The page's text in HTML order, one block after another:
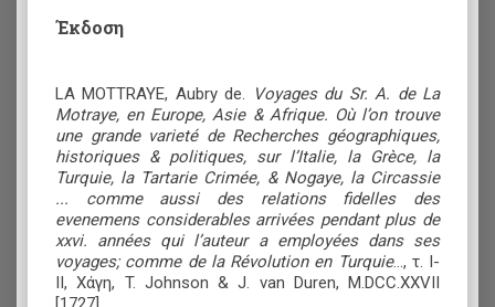
Έκδοση
LA MOTTRAYE, Aubry de.
Voyages du Sr. A. de La
Motraye, en Europe, Asie & Afrique. Où l’on trouve
une grande varieté de Recherches géographiques,
historiques & politiques, sur l’Italie, la Grèce, la
Turquie, la Tartarie Crimée, & Nogaye, la Circassie
... comme aussi des relations fidelles des
evenemens considerables arrivées pendant plus de
xxvi. années qui l’auteur a employées dans ses
voyages; comme de la Révolution en Turquie..., τ. I-
II, Χάγη, T. Johnson & J. van Duren, M.DCC.XXVII